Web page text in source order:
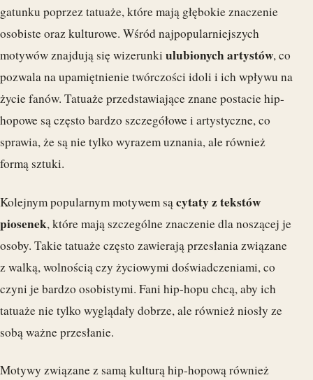
gatunku poprzez tatuaże, które mają głębokie znaczenie
osobiste oraz kulturowe. Wśród najpopularniejszych
motywów znajdują się wizerunki ulubionych artystów, co
pozwala na upamiętnienie twórczości idoli i ich wpływu na
życie fanów. Tatuaże przedstawiające znane postacie hip-
hopowe są często bardzo szczegółowe i artystyczne, co
sprawia, że są nie tylko wyrazem uznania, ale również
formą sztuki.
Kolejnym popularnym motywem sącytaty z tekstów
piosenek, które mają szczególne znaczenie dla noszącej je
osoby. Takie tatuaże często zawierają przesłania związane
z walką, wolnością czy życiowymi doświadczeniami, co
czyni je bardzo osobistymi. Fani hip-hopu chcą, aby ich
tatuaże nie tylko wyglądały dobrze, ale również niosły ze
sobą ważne przesłanie.
Motywy związane z samą kulturą hip-hopową również